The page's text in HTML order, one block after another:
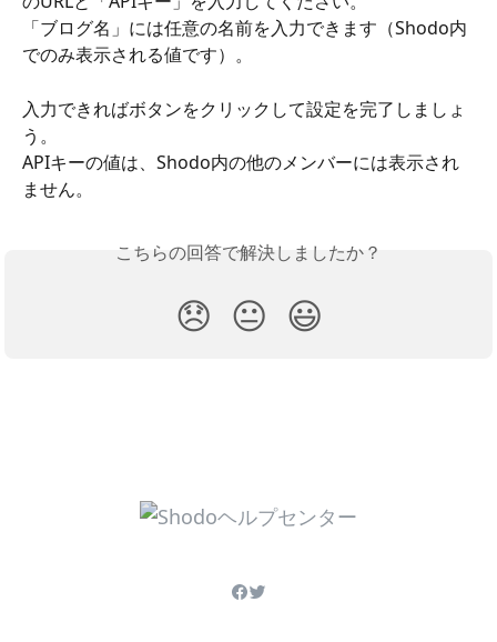
「ブログ名」には任意の名前を入力できます（Shodo内
でのみ表示される値です）。
入力できればボタンをクリックして設定を完了しましょ
う。
APIキーの値は、Shodo内の他のメンバーには表示され
ません。
こちらの回答で解決しましたか？
😞 😐 😃